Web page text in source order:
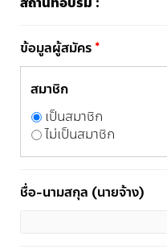
ข้อมูลผู้สมัคร *
สมาชิก
เป็นสมาชิก
ไม่เป็นสมาชิก
ชื่อ-นามสกุล (นายจ้าง)